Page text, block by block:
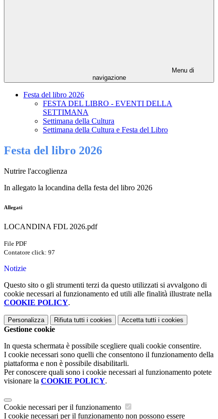
Menu di
navigazione
Festa del libro 2026
FESTA DEL LIBRO - EVENTI DELLA
SETTIMANA
Settimana della Cultura
Settimana della Cultura e Festa del Libro
Festa del libro 2026
Nutrire l'accoglienza
In allegato la locandina della festa del libro 2026
Allegati
LOCANDINA FDL 2026.pdf
File PDF
Contatore click: 97
Notizie
Questo sito o gli strumenti terzi da questo utilizzati si avvalgono di
cookie necessari al funzionamento ed utili alle finalità illustrate nella
COOKIE POLICY.
Personalizza Rifiuta tutti i cookies Accetta tutti i cookies
Gestione cookie
In questa schermata è possibile scegliere quali cookie consentire.
I cookie necessari sono quelli che consentono il funzionamento della
piattaforma e non è possibile disabilitarli.
Per conoscere quali sono i cookie necessari al funzionamento potete
visionare la COOKIE POLICY.
Cookie necessari per il funzionamento
I cookie necessari per il funzionamento non possono essere